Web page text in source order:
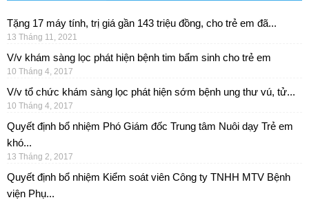
Tặng 17 máy tính, trị giá gần 143 triệu đồng, cho trẻ em đã...
13 Tháng 11, 2021
V/v khám sàng lọc phát hiện bệnh tim bẩm sinh cho trẻ em
10 Tháng 4, 2017
V/v tổ chức khám sàng lọc phát hiện sớm bệnh ung thư vú, tử...
10 Tháng 4, 2017
Quyết định bổ nhiệm Phó Giám đốc Trung tâm Nuôi dạy Trẻ em
khó...
13 Tháng 2, 2017
Quyết định bổ nhiệm Kiểm soát viên Công ty TNHH MTV Bệnh
viện Phụ...